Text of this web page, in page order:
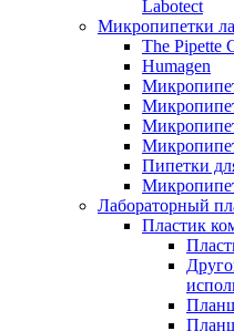
Labotect
Микропипетки
The Pipette
Humagen
Пипетки
Лабораторный
Пластик